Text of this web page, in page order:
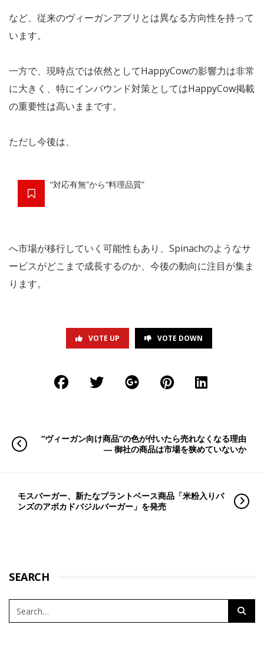
など、従来のヴィーガンアプリとは異なる方向性を持って
います。
一方で、現時点では依然としてHappyCowの影響力は非常
に大きく、特にインバウンド対策としてはHappyCow掲載
の重要性は高いままです。
ただし今後は、
“対応有無”から“料理品質”
へ市場が移行していく可能性もあり、Spinachのようなサ
ービスがどこまで成長するのか、今後の動向に注目が集ま
ります。
VOTE UP VOTE DOWN
“ヴィーガン向け商品”の色が付いたら売れなくなる理由
― 御社の商品は市場を狭めていないか
モスバーガー、新たなプラントベース商品「米粉入りバ
ンズのアボカドバジルバーガー」を発売
SEARCH